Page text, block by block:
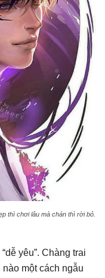
thì chơi lâu mà chán thì rời bỏ.
yêu”. Chàng trai
một cách ngẫu